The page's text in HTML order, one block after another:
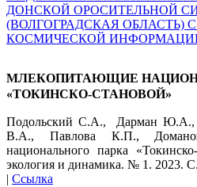
ДОНСКОЙ ОРОСИТЕЛЬНОЙ
(ВОЛГОГРАДСКАЯ ОБЛАСТЬ)
КОСМИЧЕСКОЙ
МЛЕКОПИТАЮЩИЕ
«ТОКИНСКО-СТАНОВОЙ»
Подольский С.А., Дарман Ю.А.,
В.А., Павлова К.П.,
национального парка
экология и динамика. № 1. 2023. С.
Ссылка